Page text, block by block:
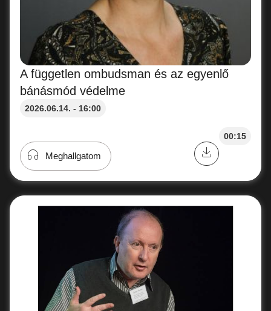
A független ombudsman és az egyenlő
bánásmód védelme
2026.06.14. - 16:00
00:15
Meghallgatom